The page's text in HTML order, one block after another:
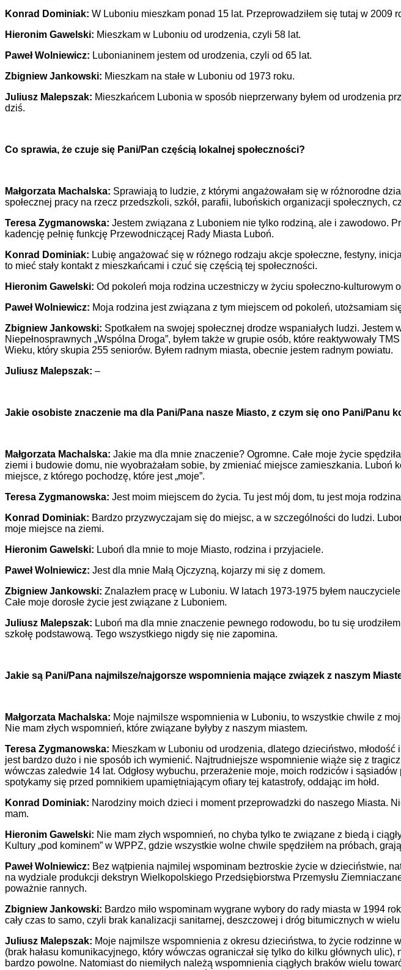
Konrad Dominiak: W Luboniu mieszkam ponad 15 lat. Przeprowadziłem się tutaj w 2009
Hieronim Gawelski: Mieszkam w Luboniu od urodzenia, czyli 58 lat.
Paweł Wolniewicz: Lubonianinem jestem od urodzenia, czyli od 65 lat.
Zbigniew Jankowski: Mieszkam na stałe w Luboniu od 1973 roku.
Juliusz Malepszak: Mieszkańcem Lubonia w sposób nieprzerwany byłem od urodzenia
dziś.
Co sprawia, że czuje się Pani/Pan częścią lokalnej społeczności?
Małgorzata Machalska: Sprawiają to ludzie, z którymi angażowałam się w różnorodne
społecznej pracy na rzecz przedszkoli, szkół, parafii, lubońskich organizacji
Teresa Zygmanowska: Jestem związana z Luboniem nie tylko rodziną, ale i zawodowo.
kadencję pełnię funkcję Przewodniczącej Rady Miasta Luboń.
Konrad Dominiak: Lubię angażować się w różnego rodzaju akcje społeczne, festyny,
to mieć stały kontakt z mieszkańcami i czuć się częścią tej społeczności.
Hieronim Gawelski: Od pokoleń moja rodzina uczestniczy w życiu społeczno-kulturowym
Paweł Wolniewicz: Moja rodzina jest związana z tym miejscem od pokoleń, utożsamiam
Zbigniew Jankowski: Spotkałem na swojej społecznej drodze wspaniałych ludzi.
Niepełnosprawnych „Wspólna Droga”, byłem także w grupie osób, które reaktywowały
Wieku, który skupia 255 seniorów. Byłem radnym miasta, obecnie jestem radnym powiatu.
Juliusz Malepszak: –
Jakie osobiste znaczenie ma dla Pani/Pana nasze Miasto, z czym się ono Pani/Panu
Małgorzata Machalska: Jakie ma dla mnie znaczenie? Ogromne. Całe moje życie
ziemi i budowie domu, nie wyobrażałam sobie, by zmieniać miejsce zamieszkania.
miejsce, z którego pochodzę, które jest „moje”.
Teresa Zygmanowska: Jest moim miejscem do życia. Tu jest mój dom, tu jest moja
Konrad Dominiak: Bardzo przyzwyczajam się do miejsc, a w szczególności do ludzi.
moje miejsce na ziemi.
Hieronim Gawelski: Luboń dla mnie to moje Miasto, rodzina i przyjaciele.
Paweł Wolniewicz: Jest dla mnie Małą Ojczyzną, kojarzy mi się z domem.
Zbigniew Jankowski: Znalazłem pracę w Luboniu. W latach 1973-1975 byłem
Całe moje dorosłe życie jest związane z Luboniem.
Juliusz Malepszak: Luboń ma dla mnie znaczenie pewnego rodowodu, bo tu się
szkołę podstawową. Tego wszystkiego nigdy się nie zapomina.
Jakie są Pani/Pana najmilsze/najgorsze wspomnienia mające związek z naszym
Małgorzata Machalska: Moje najmilsze wspomnienia w Luboniu, to wszystkie chwile z
Nie mam złych wspomnień, które związane byłyby z naszym miastem.
Teresa Zygmanowska: Mieszkam w Luboniu od urodzenia, dlatego dzieciństwo,
jest bardzo dużo i nie sposób ich wymienić. Najtrudniejsze wspomnienie wiąże się z
wówczas zaledwie 14 lat. Odgłosy wybuchu, przerażenie moje, moich rodziców i
spotykamy się przed pomnikiem upamiętniającym ofiary tej katastrofy, oddając im hołd.
Konrad Dominiak: Narodziny moich dzieci i moment przeprowadzki do naszego Miasta.
mam.
Hieronim Gawelski: Nie mam złych wspomnień, no chyba tylko te związane z biedą i
Kultury „pod kominem” w WPPZ, gdzie wszystkie wolne chwile spędziłem na próbach,
Paweł Wolniewicz: Bez wątpienia najmilej wspominam beztroskie życie w dzieciństwie,
na wydziale produkcji dekstryn Wielkopolskiego Przedsiębiorstwa Przemysłu
poważnie rannych.
Zbigniew Jankowski: Bardzo miło wspominam wygrane wybory do rady miasta w 1994
cały czas to samo, czyli brak kanalizacji sanitarnej, deszczowej i dróg bitumicznych w
Juliusz Malepszak: Moje najmilsze wspomnienia z okresu dzieciństwa, to życie rodzinne
(brak hałasu komunikacyjnego, który wówczas ograniczał się tylko do kilku głównych
bardzo powolne. Natomiast do niemiłych należą wspomnienia ciągłych braków wielu